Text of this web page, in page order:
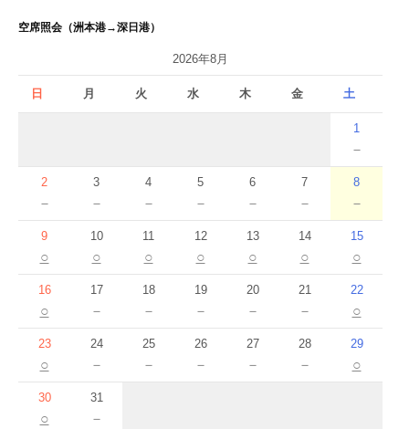
空席照会（洲本港→深日港）
2026年8月
日 月 火 水 木 金 土
1
－
2
－
3
－
4
－
5
－
6
－
7
－
8
－
9
○
10
○
11
○
12
○
13
○
14
○
15
○
16
○
17
－
18
－
19
－
20
－
21
－
22
○
23
○
24
－
25
－
26
－
27
－
28
－
29
○
30
○
31
－